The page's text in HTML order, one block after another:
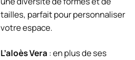
tailles, parfait pour personnaliser
votre espace.
L’aloès Vera : en plus de ses